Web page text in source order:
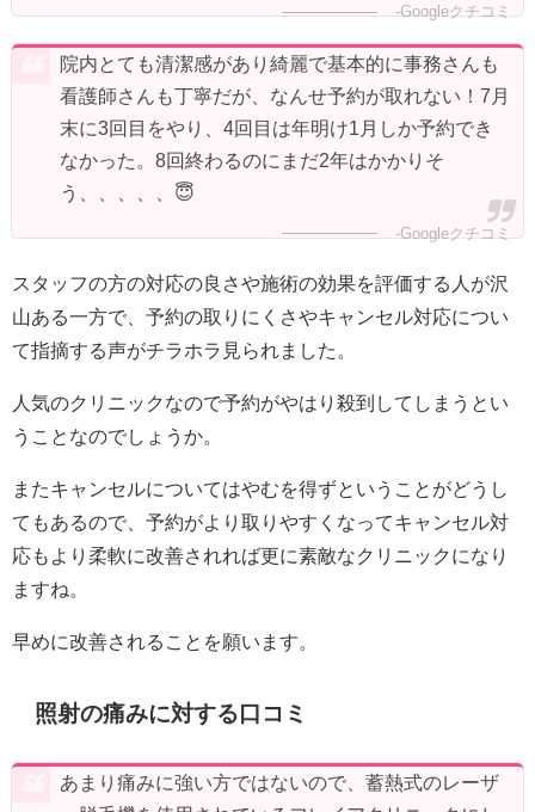
-Googleクチコミ
院内とても清潔感があり綺麗で基本的に事務さんも
看護師さんも丁寧だが、なんせ予約が取れない！7月
末に3回目をやり、4回目は年明け1月しか予約でき
なかった。8回終わるのにまだ2年はかかりそ
う、、、、、😇
-Googleクチコミ
スタッフの方の対応の良さや施術の効果を評価する人が沢
山ある一方で、予約の取りにくさやキャンセル対応につい
て指摘する声がチラホラ見られました。
人気のクリニックなので予約がやはり殺到してしまうとい
うことなのでしょうか。
またキャンセルについてはやむを得ずということがどうし
てもあるので、予約がより取りやすくなってキャンセル対
応もより柔軟に改善されれば更に素敵なクリニックになり
ますね。
早めに改善されることを願います。
照射の痛みに対する口コミ
あまり痛みに強い方ではないので、蓄熱式のレーザ